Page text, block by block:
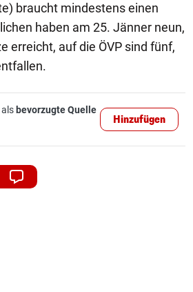
braucht mindestens einen
haben am 25. Jänner neun,
erreicht, auf die ÖVP sind fünf,
bevorzugte Quelle
Hinzufügen